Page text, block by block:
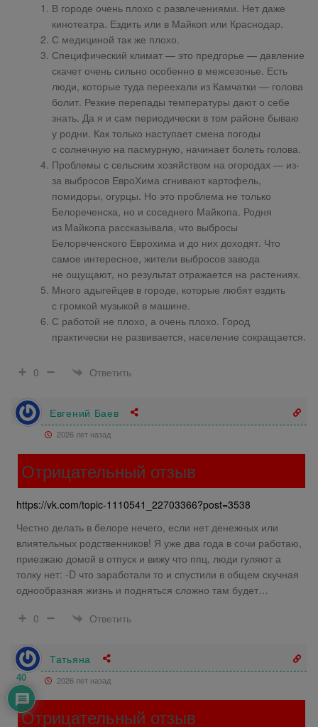
В городе очень плохо с развлечениями. Нет даже
кинотеатра. Ездить или в Майкоп или Краснодар.
С медициной так же плохо.
Специфический климат — это предгорье — давление
скачет очень сильно особенно в межсезонье. Есть
люди, которые туда переехали из Камчатки — голова
болит. Резкие перепады температуры дают о себе
знать. Да я и сам периодически в том районе бываю
у родни. Как только наступает смена погоды
с солнечную на пасмурную, начинает болеть голова.
Проблемы с сельским хозяйством на огородах — из-
за выбросов ЕвроХима сгнивают картофель,
помидоры, огурцы. Но это проблема не только
Белореченска, но и соседнего Майкопа. Родня
из Майкопа рассказывала, что выбросы
Белореченского Еврохима и до них доходят. Что
самое интересное, жители выбросов завода
не ощущают, но результат отражается на растениях.
Много адыгейцев в городе, которые любят ездить
с громкой музыкой в машине.
С работой не плохо, а очень плохо. Город
практически не развивается, население сокращается.
0 Ответить
Евгений Баев
2026 лет назад
Отрицательный отзыв
https://vk.com/topic-1110541_22703366?post=3538
Честно делать в белоре нечего, если нет денежных или
влиятельных родственников! Я уже два года в сочи работаю,
приезжаю домой в отпуск и вижу что ппц, люди гуляют а
толку нет: -D что заработали то и спустили в общем скучная
однообразная жизнь и подняться сложно там будет…
0
Ответить
Татьяна
2026 лет назад
Отрицательный отзыв
40